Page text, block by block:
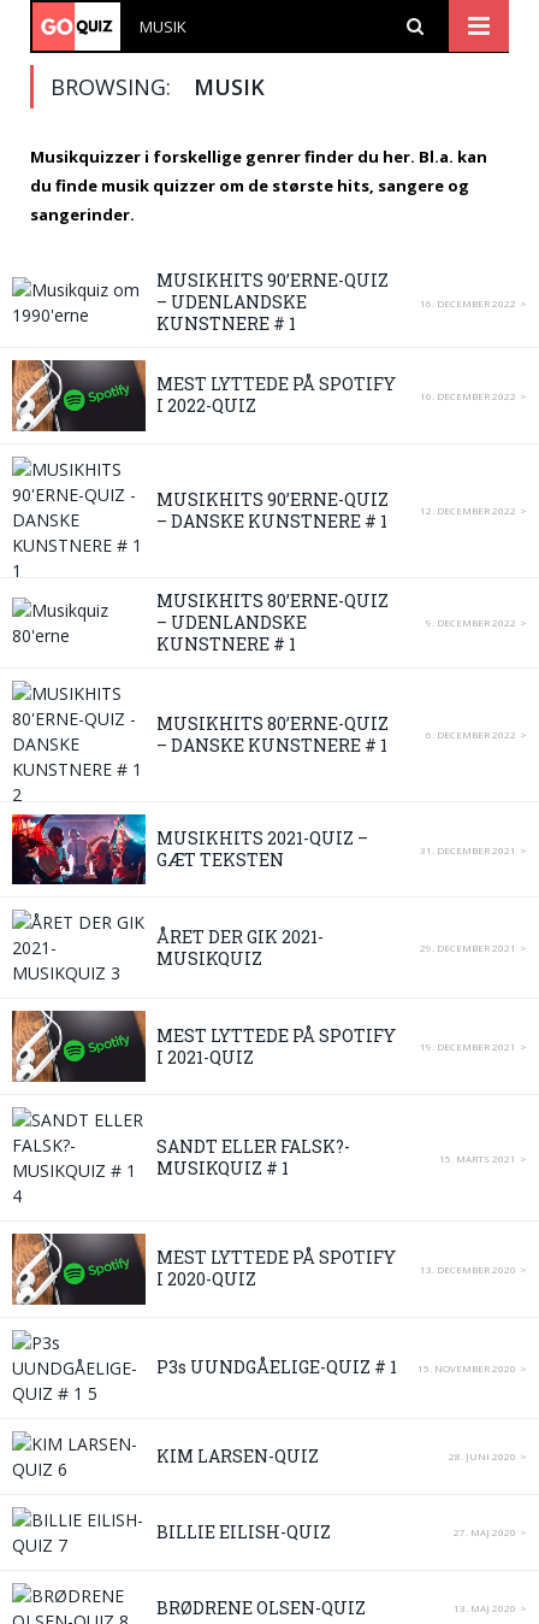
MUSIK
BROWSING: MUSIK
Musikquizzer i forskellige genrer finder du her. Bl.a. kan
du finde musik quizzer om de største hits, sangere og
sangerinder.
16. DECEMBER 2022
MUSIKHITS 90’ERNE-QUIZ
– UDENLANDSKE
KUNSTNERE # 1
16. DECEMBER 2022
MEST LYTTEDE PÅ SPOTIFY
I 2022-QUIZ
12. DECEMBER 2022
MUSIKHITS 90’ERNE-QUIZ
– DANSKE KUNSTNERE # 1
9. DECEMBER 2022
MUSIKHITS 80’ERNE-QUIZ
– UDENLANDSKE
KUNSTNERE # 1
6. DECEMBER 2022
MUSIKHITS 80’ERNE-QUIZ
– DANSKE KUNSTNERE # 1
31. DECEMBER 2021
MUSIKHITS 2021-QUIZ –
GÆT TEKSTEN
29. DECEMBER 2021
ÅRET DER GIK 2021-
MUSIKQUIZ
19. DECEMBER 2021
MEST LYTTEDE PÅ SPOTIFY
I 2021-QUIZ
15. MARTS 2021
SANDT ELLER FALSK?-
MUSIKQUIZ # 1
13. DECEMBER 2020
MEST LYTTEDE PÅ SPOTIFY
I 2020-QUIZ
15. NOVEMBER 2020
P3s UUNDGÅELIGE-QUIZ # 1
28. JUNI 2020
KIM LARSEN-QUIZ
27. MAJ 2020
BILLIE EILISH-QUIZ
13. MAJ 2020
BRØDRENE OLSEN-QUIZ